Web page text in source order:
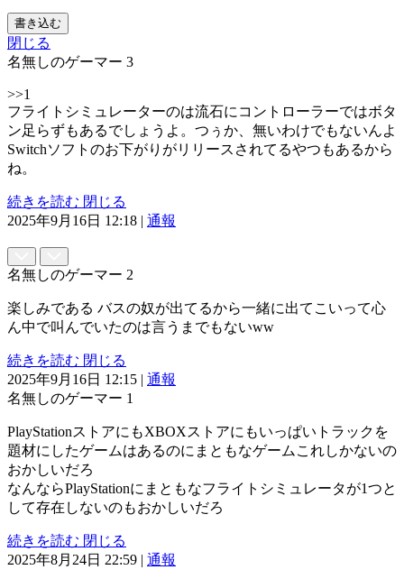
書き込む
閉じる
名無しのゲーマー 3
>>1
フライトシミュレーターのは流石にコントローラーではボタ
ン足らずもあるでしょうよ。つぅか、無いわけでもないんよ
Switchソフトのお下がりがリリースされてるやつもあるから
ね。
続きを読む 閉じる
2025年9月16日 12:18 | 通報
名無しのゲーマー 2
楽しみである バスの奴が出てるから一緒に出てこいって心
ん中で叫んでいたのは言うまでもないww
続きを読む 閉じる
2025年9月16日 12:15 | 通報
名無しのゲーマー 1
PlayStationストアにもXBOXストアにもいっぱいトラックを
題材にしたゲームはあるのにまともなゲームこれしかないの
おかしいだろ
なんならPlayStationにまともなフライトシミュレータが1つと
して存在しないのもおかしいだろ
続きを読む 閉じる
2025年8月24日 22:59 | 通報